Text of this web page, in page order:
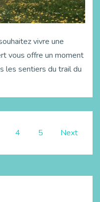
vivre une
vous offre un moment
les sentiers du trail du
4 5 Next